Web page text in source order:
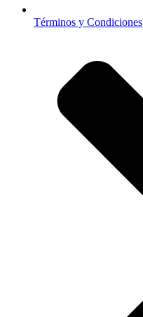
Términos y Condiciones